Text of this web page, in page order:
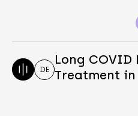
DE
Long COVID
Treatment